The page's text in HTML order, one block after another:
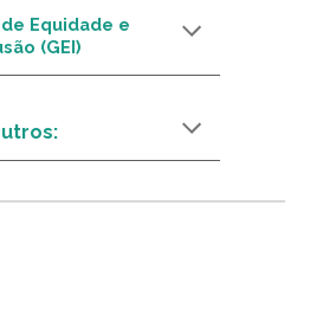
Equidade e
(GEI)
: